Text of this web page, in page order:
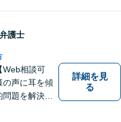
弁護士
Web相談可
の声に耳を傾
題を解決す
詳細を見
る